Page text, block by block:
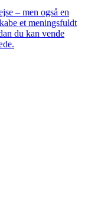
– men også en
et meningsfuldt
du kan vende